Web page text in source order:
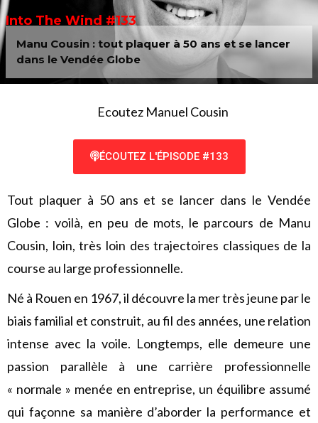
Into The Wind #133
Manu Cousin : tout plaquer à 50 ans et se lancer
dans le Vendée Globe
Ecoutez Manuel Cousin
ÉCOUTEZ L'ÉPISODE #133
Tout plaquer à 50 ans et se lancer dans le Vendée
Globe : voilà, en peu de mots, le parcours de Manu
Cousin, loin, très loin des trajectoires classiques de la
course au large professionnelle.
Né à Rouen en 1967, il découvre la mer très jeune par le
biais familial et construit, au fil des années, une relation
intense avec la voile. Longtemps, elle demeure une
passion parallèle à une carrière professionnelle
« normale » menée en entreprise, un équilibre assumé
qui façonne sa manière d’aborder la performance et